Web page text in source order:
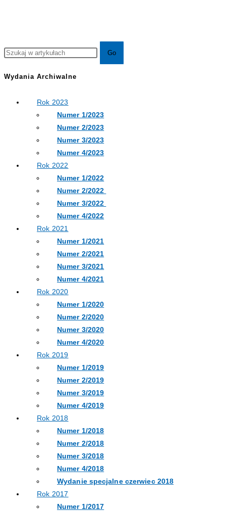
Wydania Archiwalne
Rok 2023
Numer 1/2023
Numer 2/2023
Numer 3/2023
Numer 4/2023
Rok 2022
Numer 1/2022
Numer 2/2022
Numer 3/2022
Numer 4/2022
Rok 2021
Numer 1/2021
Numer 2/2021
Numer 3/2021
Numer 4/2021
Rok 2020
Numer 1/2020
Numer 2/2020
Numer 3/2020
Numer 4/2020
Rok 2019
Numer 1/2019
Numer 2/2019
Numer 3/2019
Numer 4/2019
Rok 2018
Numer 1/2018
Numer 2/2018
Numer 3/2018
Numer 4/2018
Wydanie specjalne czerwiec 2018
Rok 2017
Numer 1/2017